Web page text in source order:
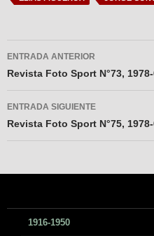
Navegador
de
entradas
ENTRADA ANTERIOR
Revista Foto Sport N°73,
ENTRADA SIGUIENTE
Revista Foto Sport N°75,
1916-1950